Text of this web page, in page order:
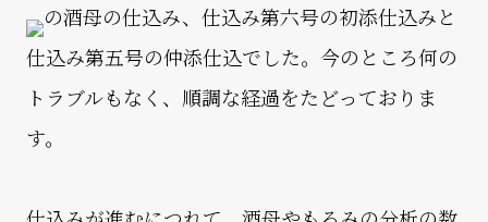
の酒母の仕込み、仕込み第六号の初添仕込みと
仕込み第五号の仲添仕込でした。今のところ何の
トラブルもなく、順調な経過をたどっておりま
す。